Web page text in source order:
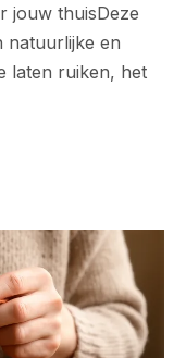
jouw thuisDeze
natuurlijke en
laten ruiken, het